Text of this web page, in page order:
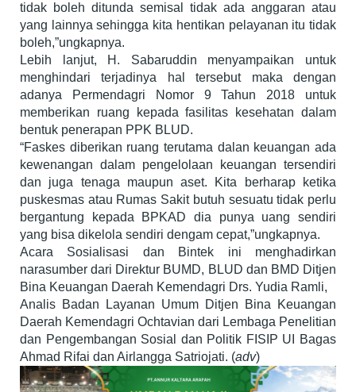
tidak boleh ditunda semisal tidak ada anggaran atau
yang lainnya sehingga kita hentikan pelayanan itu tidak
boleh,”ungkapnya.
Lebih lanjut, H. Sabaruddin menyampaikan untuk
menghindari terjadinya hal tersebut maka dengan
adanya Permendagri Nomor 9 Tahun 2018 untuk
memberikan ruang kepada fasilitas kesehatan dalam
bentuk penerapan PPK BLUD.
“Faskes diberikan ruang terutama dalan keuangan ada
kewenangan dalam pengelolaan keuangan tersendiri
dan juga tenaga maupun aset. Kita berharap ketika
puskesmas atau Rumas Sakit butuh sesuatu tidak perlu
bergantung kepada BPKAD dia punya uang sendiri
yang bisa dikelola sendiri dengam cepat,”ungkapnya.
Acara Sosialisasi dan Bintek ini menghadirkan
narasumber dari Direktur BUMD, BLUD dan BMD Ditjen
Bina Keuangan Daerah Kemendagri Drs. Yudia Ramli,
Analis Badan Layanan Umum Ditjen Bina Keuangan
Daerah Kemendagri Ochtavian dari Lembaga Penelitian
dan Pengembangan Sosial dan Politik FISIP UI Bagas
Ahmad Rifai dan Airlangga Satriojati. (adv)